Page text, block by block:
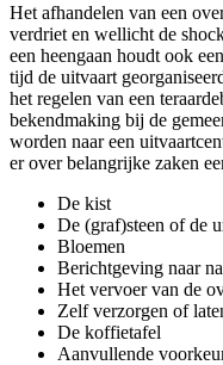
Het afhandelen van een
verdriet en wellicht de
een heengaan houdt ook
tijd de uitvaart
het regelen van een
bekendmaking bij de
worden naar een
er over belangrijke zaken
De kist
De (graf)steen of de
Bloemen
Berichtgeving naar
Het vervoer van de
Zelf verzorgen of
De koffietafel
Aanvullende